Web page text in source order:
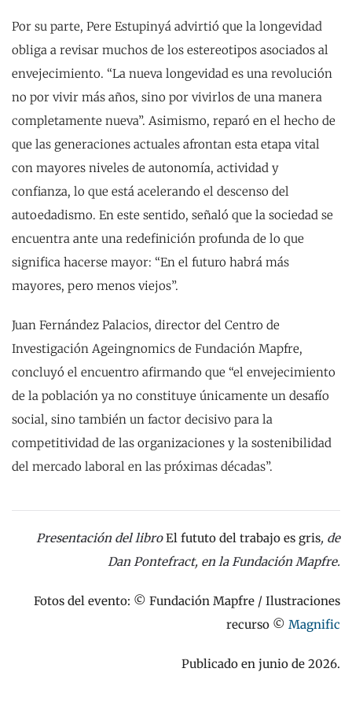
Por su parte, Pere Estupinyá advirtió que la longevidad
obliga a revisar muchos de los estereotipos asociados al
envejecimiento. “La nueva longevidad es una revolución
no por vivir más años, sino por vivirlos de una manera
completamente nueva”. Asimismo, reparó en el hecho de
que las generaciones actuales afrontan esta etapa vital
con mayores niveles de autonomía, actividad y
confianza, lo que está acelerando el descenso del
autoedadismo. En este sentido, señaló que la sociedad se
encuentra ante una redefinición profunda de lo que
significa hacerse mayor: “En el futuro habrá más
mayores, pero menos viejos”.
Juan Fernández Palacios, director del Centro de
Investigación Ageingnomics de Fundación Mapfre,
concluyó el encuentro afirmando que “el envejecimiento
de la población ya no constituye únicamente un desafío
social, sino también un factor decisivo para la
competitividad de las organizaciones y la sostenibilidad
del mercado laboral en las próximas décadas”.
Presentación del libroEl fututo del trabajo es gris, de
Dan Pontefract, en la Fundación Mapfre.
Fotos del evento: © Fundación Mapfre / Ilustraciones
recurso © Magnific
Publicado en junio de 2026.